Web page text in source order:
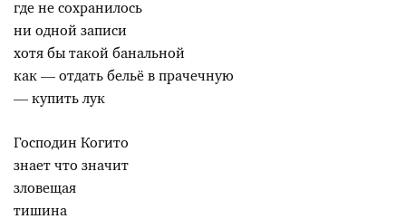
где не сохранилось
ни одной записи
хотя бы такой банальной
как — отдать бельё в прачечную
— купить лук
Господин Когито
знает что значит
зловещая
тишина